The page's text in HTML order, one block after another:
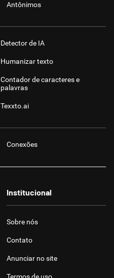
Antônimos
Detector de IA
Humanizar texto
Contador de caracteres e
palavras
Texxto.ai
Conexões
Institucional
Sobre nós
Contato
Anunciar no site